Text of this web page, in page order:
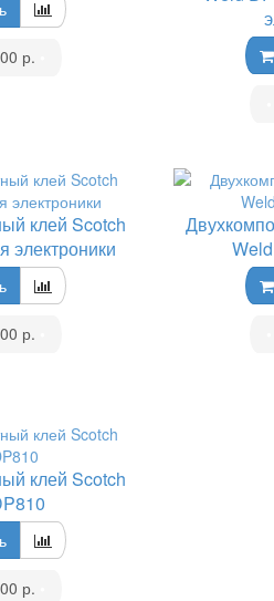
р.
клей Scotch
электроники
р.
клей Scotch
р.